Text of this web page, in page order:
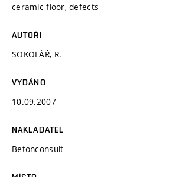
ceramic floor, defects
AUTOŘI
SOKOLÁŘ, R.
VYDÁNO
10.09.2007
NAKLADATEL
Betonconsult